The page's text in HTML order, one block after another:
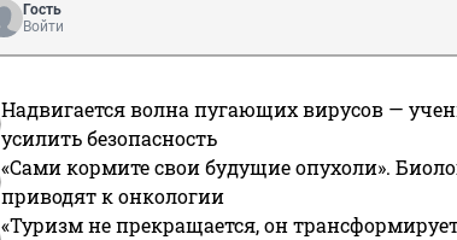
Гость
Войти
Надвигается волна пугающих вирусов —
усилить безопасность
«Сами кормите свои будущие опухоли».
приводят к онкологии
«Туризм не прекращается, он